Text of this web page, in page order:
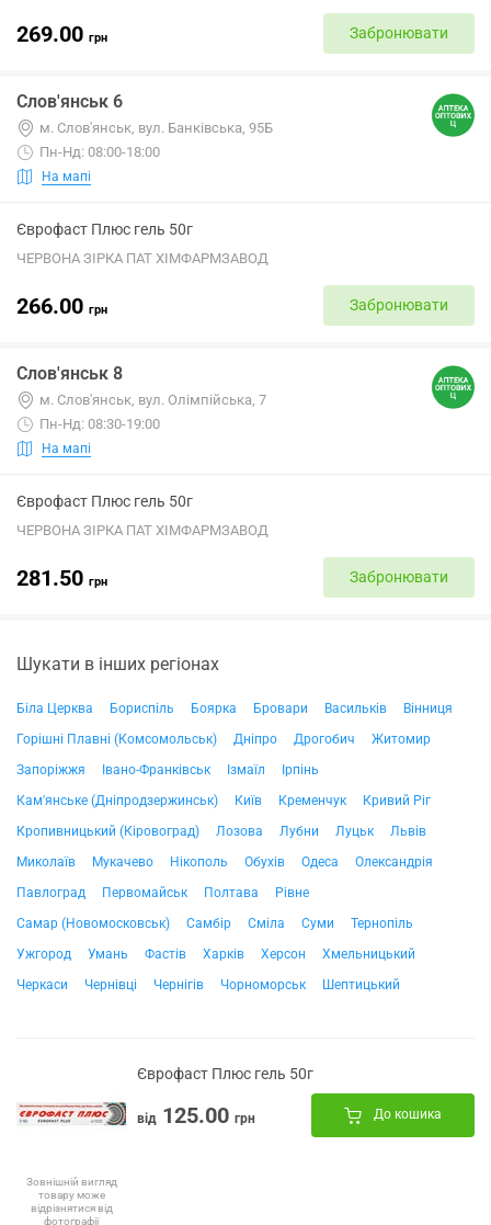
269.00 грн Забронювати
Слов'янськ 6
м. Слов'янськ, вул. Банківська, 95Б
Пн-Нд: 08:00-18:00
На мапі
Єврофаст Плюс гель 50г
ЧЕРВОНА ЗІРКА ПАТ ХІМФАРМЗАВОД
266.00 грн Забронювати
Слов'янськ 8
м. Слов'янськ, вул. Олімпійська, 7
Пн-Нд: 08:30-19:00
На мапі
Єврофаст Плюс гель 50г
ЧЕРВОНА ЗІРКА ПАТ ХІМФАРМЗАВОД
281.50 грн Забронювати
Шукати в інших регіонах
Біла Церква Бориспіль Боярка Бровари Васильків
Вінниця
Горішні Плавні (Комсомольськ)
Дніпро Дрогобич
Житомир
Запоріжжя
Івано-Франківськ Ізмаїл
Ірпінь
Кам'янське (Дніпродзержинськ)
Київ Кременчук
Кривий Ріг
Кропивницький (Кіровоград)
Лозова Лубни Луцьк
Львів
Миколаїв
Мукачево Нікополь Обухів Одеса
Олександрія
Павлоград
Первомайськ Полтава
Рівне
Самар (Новомосковськ)
Самбір Сміла Суми
Тернопіль
Ужгород
Умань Фастів Харків Херсон
Хмельницький
Черкаси
Чернівці Чернігів Чорноморськ Шептицький
Зовнішній вигляд
товару може
відрізнятися від
фотографії
Єврофаст Плюс гель 50г
від 125.00 грн До кошика